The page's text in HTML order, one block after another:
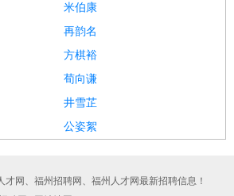
米伯康
再韵名
方棋裕
荀向谦
井雪芷
公姿絮
才网、福州招聘网、福州人才网最新招聘信息！